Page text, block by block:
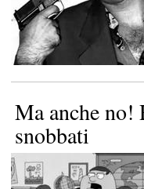
Ma anche
snobbati